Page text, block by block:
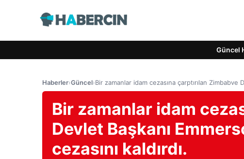
Güncel
Haberler›Güncel›Bir zamanlar idam cezasına çarptırılan Zimbabve
Bir zamanlar idam
Devlet Başkanı
cezasını kaldırdı.